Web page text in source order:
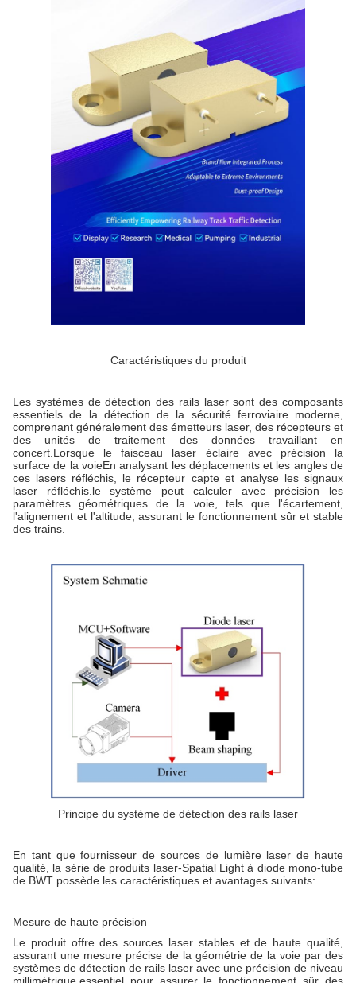
Caractéristiques du produit
Les systèmes de détection des rails laser sont des composants
essentiels de la détection de la sécurité ferroviaire moderne,
comprenant généralement des émetteurs laser, des récepteurs et
des unités de traitement des données travaillant en
concert.Lorsque le faisceau laser éclaire avec précision la
surface de la voieEn analysant les déplacements et les angles de
ces lasers réfléchis, le récepteur capte et analyse les signaux
laser réfléchis.le système peut calculer avec précision les
paramètres géométriques de la voie, tels que l'écartement,
l'alignement et l'altitude, assurant le fonctionnement sûr et stable
des trains.
Principe du système de détection des rails laser
En tant que fournisseur de sources de lumière laser de haute
qualité, la série de produits laser-Spatial Light à diode mono-tube
de BWT possède les caractéristiques et avantages suivants:
Mesure de haute précision
Le produit offre des sources laser stables et de haute qualité,
assurant une mesure précise de la géométrie de la voie par des
systèmes de détection de rails laser avec une précision de niveau